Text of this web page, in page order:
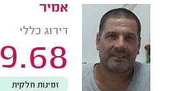
אמיר
דירוג כללי
9.68
זמינות חלקית